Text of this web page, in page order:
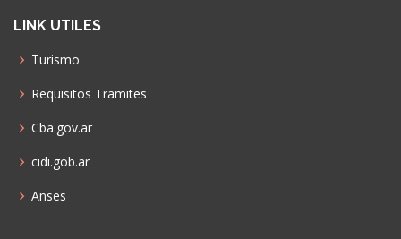
LINK UTILES
Turismo
Requisitos Tramites
Cba.gov.ar
cidi.gob.ar
Anses